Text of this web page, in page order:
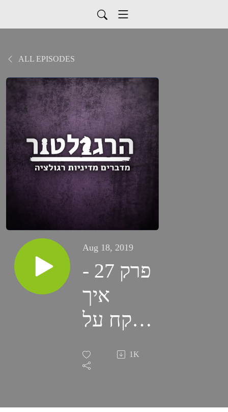
ALL EPISODES
Aug 18, 2019
פרק 27 -
איך
לפקח על
מהפכת
ה-
1K